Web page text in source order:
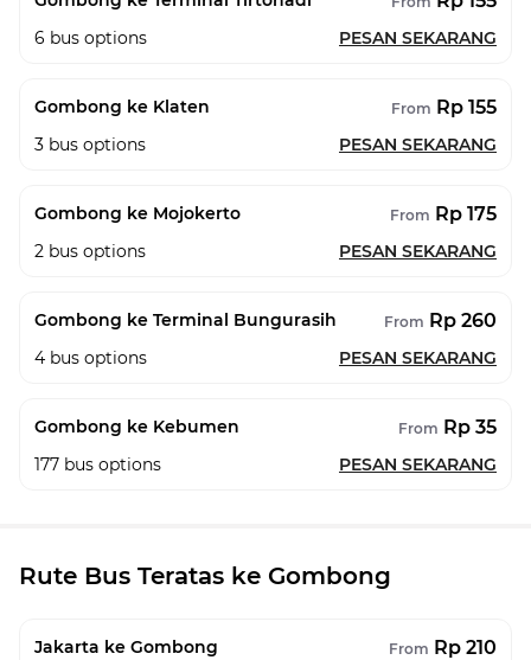
6 bus options PESAN SEKARANG
Gombong ke Klaten From Rp 155
3 bus options PESAN SEKARANG
Gombong ke Mojokerto From Rp 175
2 bus options PESAN SEKARANG
Gombong ke Terminal Bungurasih From Rp 260
4 bus options PESAN SEKARANG
Gombong ke Kebumen From Rp 35
177 bus options PESAN SEKARANG
Rute Bus Teratas ke Gombong
Jakarta ke Gombong From Rp 210